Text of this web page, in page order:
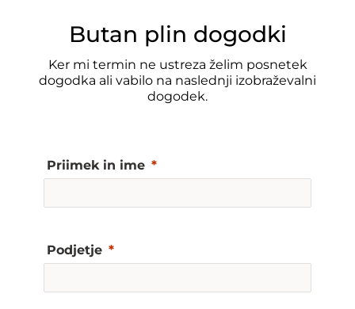
Butan plin dogodki
Ker mi termin ne ustreza želim posnetek
dogodka ali vabilo na naslednji izobraževalni
dogodek.
Priimek in ime
Podjetje